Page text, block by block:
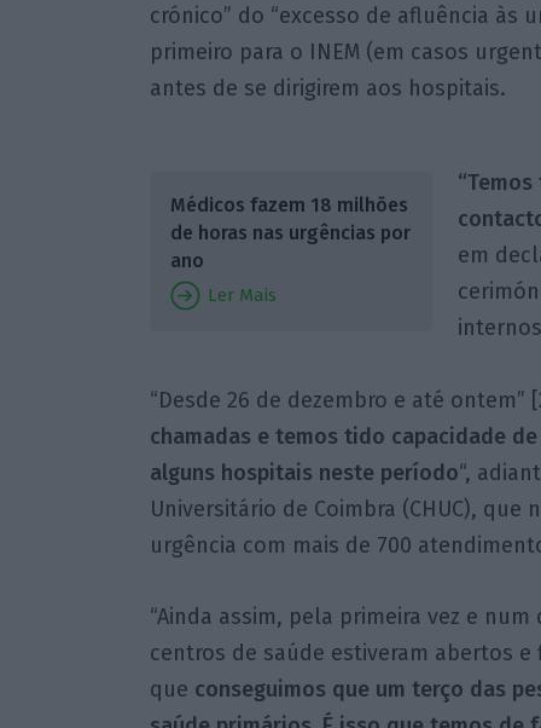
crónico” do “excesso de afluência às
primeiro para o INEM (em casos
antes de se dirigirem aos hospitais.
Médicos fazem 18 milhões
de horas nas urgências por
ano
Ler Mais
em
“Desde 26 de dezembro e até ontem”
chamadas e temos tido capacidade
alguns hospitais neste período“,
Universitário de Coimbra (CHUC),
urgência com mais de 700
“Ainda assim, pela primeira vez e
centros de saúde estiveram abertos
que conseguimos que um terço das